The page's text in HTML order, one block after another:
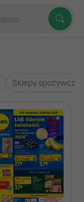
Sklepy spożywcze